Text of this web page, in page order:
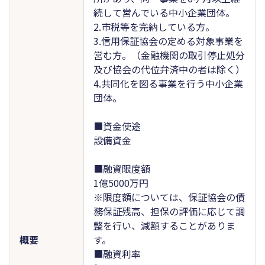
概要
続して営んでいる中小企業団体。
2.市税等を完納している方。
3.信用保証協会の定める対象事業を
営む方。（金融機関の取引停止処分
及び協会の代位弁済中の者は除く）
4.共同化を図る事業を行う中小企業
団体。
■資金使途
設備資金
■融資限度額
1億5000万円
※限度額については、保証協会の債
務保証残高、担保の評価に応じて調
整を行い、減額することがありま
す。
■融資利率